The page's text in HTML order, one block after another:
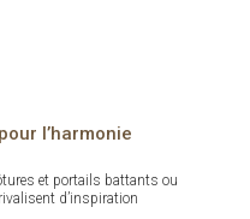
l’harmonie
et portails battants ou
d’inspiration